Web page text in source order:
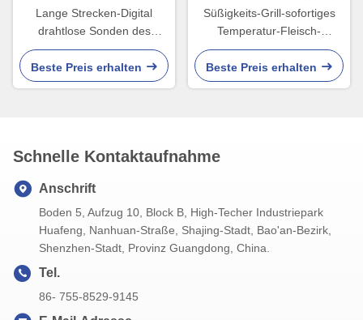
Lange Strecken-Digital
drahtlose Sonden des
Fleisch-Thermometer-2 mit
Warnung für Raucher
Beste Preis erhalten
Süßigkeits-Grill-sofortiges
Temperatur-Fleisch-
Thermometer-Messgerät-
schützender Kasten
Beste Preis erhalten
Schnelle Kontaktaufnahme
Anschrift
Boden 5, Aufzug 10, Block B, High-Techer Industriepark
Huafeng, Nanhuan-Straße, Shajing-Stadt, Bao'an-Bezirk,
Shenzhen-Stadt, Provinz Guangdong, China.
Tel.
86- 755-8529-9145